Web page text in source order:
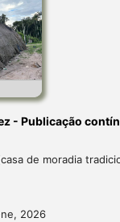
- Publicação
de moradia
2026